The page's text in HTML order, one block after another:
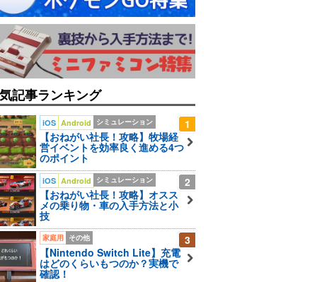
記事ランキング
1
iOS Android シミュレーション
【おねがい社長！攻略】牧場経
営イベントを効率良く進める4つ
のポイント
2
iOS Android シミュレーション
【おねがい社長！攻略】オスス
メの乗り物・車の入手方法と小
技
3
家庭用 その他
【Nintendo Switch Lite】充電
はどのくらいもつのか？実機で
確認！